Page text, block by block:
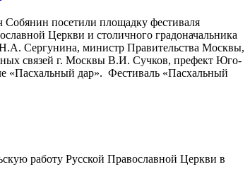
посетили площадку фестиваля
Церкви и столичного градоначальника
Сергунина, министр Правительства Москвы,
связей г. Москвы В.И. Сучков, префект Юго-
«Пасхальный дар». Фестиваль «Пасхальный
работу Русской Православной Церкви в